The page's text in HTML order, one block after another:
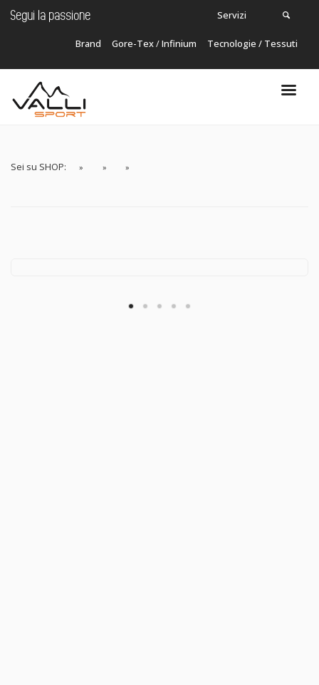
Segui la passione
Brand Gore-Tex/Infinium Tecnologie / Tessuti
Servizi
Carrello
Sei su SHOP: